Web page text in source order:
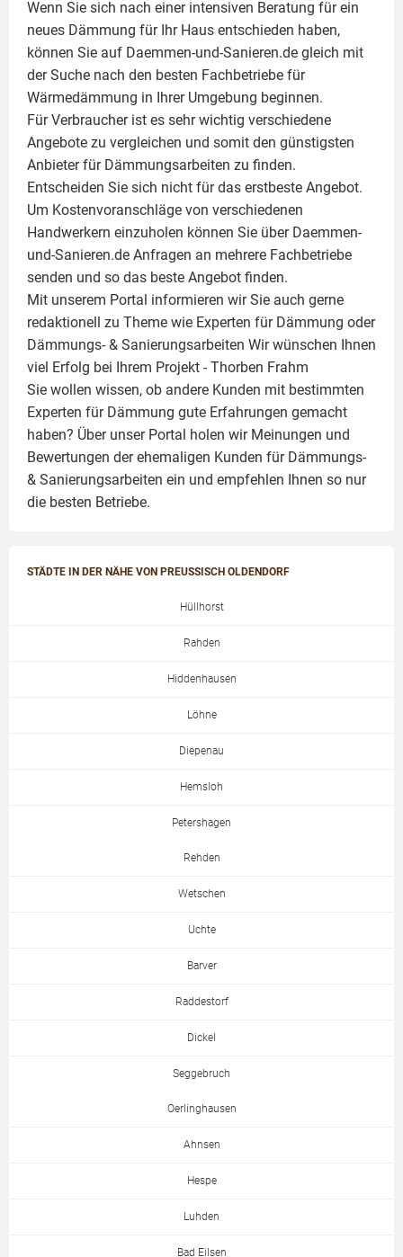
Wenn Sie sich nach einer intensiven Beratung für ein
neues Dämmung für Ihr Haus entschieden haben,
können Sie auf Daemmen-und-Sanieren.de gleich mit
der Suche nach den besten Fachbetriebe für
Wärmedämmung in Ihrer Umgebung beginnen.
Für Verbraucher ist es sehr wichtig verschiedene
Angebote zu vergleichen und somit den günstigsten
Anbieter für Dämmungsarbeiten zu finden.
Entscheiden Sie sich nicht für das erstbeste Angebot.
Um Kostenvoranschläge von verschiedenen
Handwerkern einzuholen können Sie über Daemmen-
und-Sanieren.de Anfragen an mehrere Fachbetriebe
senden und so das beste Angebot finden.
Mit unserem Portal informieren wir Sie auch gerne
redaktionell zu Theme wie Experten für Dämmung oder
Dämmungs- & Sanierungsarbeiten Wir wünschen Ihnen
viel Erfolg bei Ihrem Projekt - Thorben Frahm
Sie wollen wissen, ob andere Kunden mit bestimmten
Experten für Dämmung gute Erfahrungen gemacht
haben? Über unser Portal holen wir Meinungen und
Bewertungen der ehemaligen Kunden für Dämmungs-
& Sanierungsarbeiten ein und empfehlen Ihnen so nur
die besten Betriebe.
STÄDTE IN DER NÄHE VON PREUSSISCH OLDENDORF
Hüllhorst
Rahden
Hiddenhausen
Löhne
Diepenau
Hemsloh
Petershagen
Rehden
Wetschen
Uchte
Barver
Raddestorf
Dickel
Seggebruch
Oerlinghausen
Ahnsen
Hespe
Luhden
Bad Eilsen